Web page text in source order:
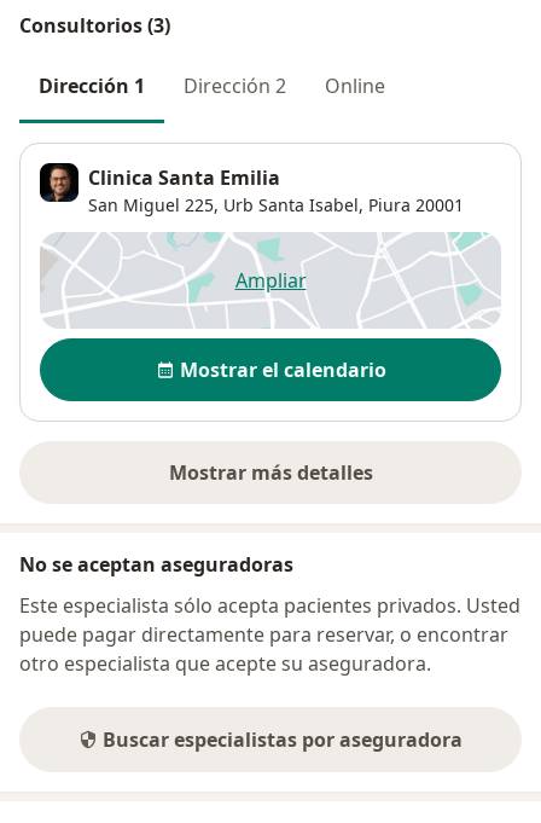
Consultorios (3)
Dirección 1 Dirección 2 Online
Clinica Santa Emilia
San Miguel 225, Urb Santa Isabel, Piura 20001
Ampliarse abre en una nueva
Disponibilidad
Mostrar el calendario
Mostrar más detalles
sobre la dirección
No se aceptan aseguradoras
Este especialista sólo acepta pacientes privados. Usted
puede pagar directamente para reservar, o encontrar
otro especialista que acepte su aseguradora.
Buscar especialistas por aseguradora